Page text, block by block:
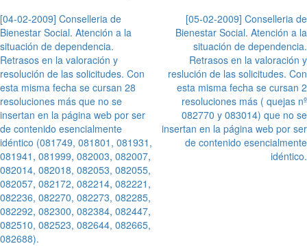
Navegación
de
entradas
[04-02-2009] Conselleria de
Bienestar Social. Atención a la
situación de dependencia.
Retrasos en la valoración y
resolución de las solicitudes. Con
esta misma fecha se cursan 28
resoluciones más que no se
insertan en la página web por ser
de contenido esencialmente
idéntico (081749, 081801, 081931,
081941, 081999, 082003, 082007,
082014, 082018, 082053, 082055,
082057, 082172, 082214, 082221,
082236, 082270, 082273, 082285,
082292, 082300, 082384, 082447,
082510, 082523, 082644, 082665,
082688).
[05-02-2009] Conselleria de
Bienestar Social. Atención a la
situación de dependencia.
Retrasos en la valoración y
reslución de las solicitudes. Con
esta misma fecha se cursan 2
resoluciones más ( quejas nº
082770 y 083014) que no se
insertan en la página web por ser
de contenido esencialmente
idéntico.